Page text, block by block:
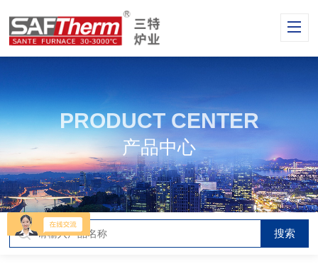
PRODUCT CENTER
产品中心